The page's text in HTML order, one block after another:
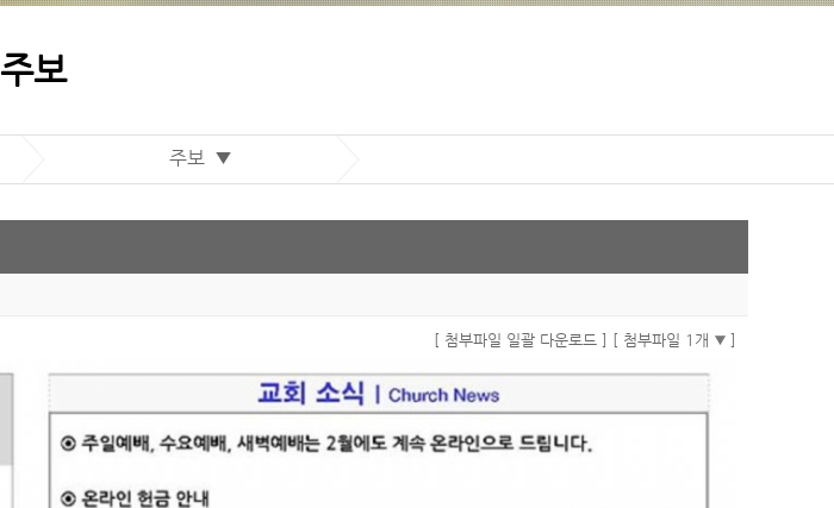
주보
주보 ▼
[ 첨부파일 일괄 다운로드 ] [ 첨부파일 1개 ]